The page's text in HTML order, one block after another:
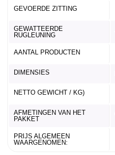
GEVOERDE ZITTING
GEWATTEERDE
RUGLEUNING
AANTAL PRODUCTEN
DIMENSIES
NETTO GEWICHT / KG)
AFMETINGEN VAN HET
PAKKET
PRIJS ALGEMEEN
WAARGENOMEN: